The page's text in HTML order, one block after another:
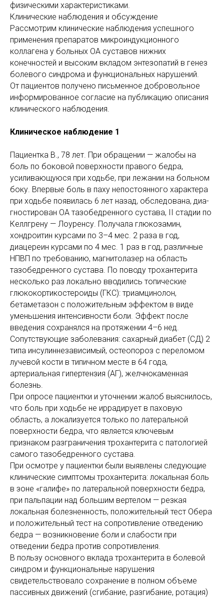
физическими характеристиками.
Клинические наблюдения и обсуждение
Рассмотрим клинические наблюдения успешного
применения препаратов микроиндукционного
коллагена у больных ОА суставов нижних
конечностей и высоким вкладом энтезопатий в генез
болевого синдрома и функцио­нальных нарушений.
От пациентов получено письменное добровольное
информированное согласие на публикацию описания
клинического наблюдения.
Клиническое наблюдение 1
Пациентка В., 78 лет. При обращении — жалобы на
боль по боковой поверхности правого бедра,
усиливающуюся при ходьбе, при лежании на больном
боку. Впервые боль в паху непостоянного характера
при ходьбе появилась 6 лет назад, обследована, диа­
гностирован ОА тазобедренного сустава, II стадии по
Келлгрену — Лоуренсу. Получала глюкозамин,
хондроитин курсами по 3–4 мес. 2 раза в год,
диацереин курсами по 4 мес. 1 раз в год, различные
НПВП по требованию, магнитолазер на область
тазобедренного сустава. По поводу трохантерита
несколько раз локально вводились топические
глюкокортикостероиды (ГКС): триамцинолон,
бетаметазон с положительным эффектом в виде
уменьшения интенсивности боли. Эффект после
введения сохранялся на протяжении 4–6 нед.
Сопутствующие заболевания: сахарный диабет (СД) 2
типа инсулиннезависимый, остеопороз с переломом
лучевой кости в типичном месте в 64 года,
артериальная гипертензия (АГ), желчнокаменная
болезнь.
При опросе пациентки и уточнении жалоб выяснилось,
что боль при ходьбе не иррадирует в паховую
область, а локализуется только по латеральной
поверхности бедра, что является ключевым
признаком разграничения трохантерита с патологией
самого тазобедренного сустава.
При осмотре у пациентки были выявлены следующие
клинические симптомы трохантерита: локальная боль
в зоне «галифе» по латеральной поверхности бедра,
при пальпации над большим вертелом — резкая
локальная болезненность, положительный тест Обера
и положительный тест на сопротивление отведению
бедра — возникновение боли и слабости при
отведении бедра против сопротивления.
В пользу основного вклада трохантерита в болевой
синдром и функциональные нарушения
свидетельствовало сохранение в полном объеме
пассивных движений (сгибание, разгибание, ротация)